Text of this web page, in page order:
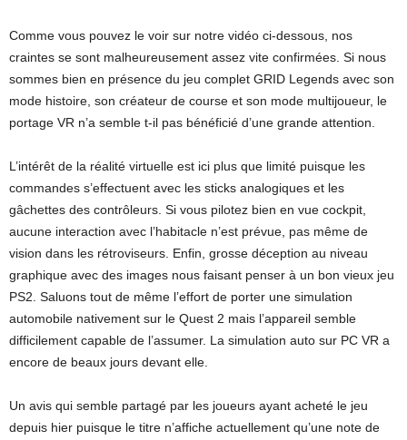
Comme vous pouvez le voir sur notre vidéo ci-dessous, nos
craintes se sont malheureusement assez vite confirmées. Si nous
sommes bien en présence du jeu complet GRID Legends avec son
mode histoire, son créateur de course et son mode multijoueur, le
portage VR n’a semble t-il pas bénéficié d’une grande attention.
L’intérêt de la réalité virtuelle est ici plus que limité puisque les
commandes s’effectuent avec les sticks analogiques et les
gâchettes des contrôleurs. Si vous pilotez bien en vue cockpit,
aucune interaction avec l’habitacle n’est prévue, pas même de
vision dans les rétroviseurs. Enfin, grosse déception au niveau
graphique avec des images nous faisant penser à un bon vieux jeu
PS2. Saluons tout de même l’effort de porter une simulation
automobile nativement sur le Quest 2 mais l’appareil semble
difficilement capable de l’assumer. La simulation auto sur PC VR a
encore de beaux jours devant elle.
Un avis qui semble partagé par les joueurs ayant acheté le jeu
depuis hier puisque le titre n’affiche actuellement qu’une note de